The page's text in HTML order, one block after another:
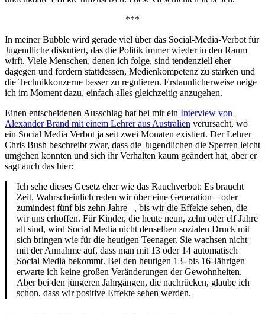
***
In meiner Bubble wird gerade viel über das Social-Media-Verbot für
Jugendliche diskutiert, das die Politik immer wieder in den Raum
wirft. Viele Menschen, denen ich folge, sind tendenziell eher
dagegen und fordern stattdessen, Medienkompetenz zu stärken und
die Technikkonzerne besser zu regulieren. Erstaunlicherweise neige
ich im Moment dazu, einfach alles gleichzeitig anzugehen.
Einen entscheidenen Ausschlag hat bei mir ein Interview von
Alexander Brand mit einem Lehrer aus Australien verursacht, wo
ein Social Media Verbot ja seit zwei Monaten existiert. Der Lehrer
Chris Bush beschreibt zwar, dass die Jugendlichen die Sperren leicht
umgehen konnten und sich ihr Verhalten kaum geändert hat, aber er
sagt auch das hier:
Ich sehe dieses Gesetz eher wie das Rauchverbot: Es braucht
Zeit. Wahrscheinlich reden wir über eine Generation – oder
zumindest fünf bis zehn Jahre –, bis wir die Effekte sehen, die
wir uns erhoffen. Für Kinder, die heute neun, zehn oder elf Jahre
alt sind, wird Social Media nicht denselben sozialen Druck mit
sich bringen wie für die heutigen Teenager. Sie wachsen nicht
mit der Annahme auf, dass man mit 13 oder 14 automatisch
Social Media bekommt. Bei den heutigen 13- bis 16-Jährigen
erwarte ich keine großen Veränderungen der Gewohnheiten.
Aber bei den jüngeren Jahrgängen, die nachrücken, glaube ich
schon, dass wir positive Effekte sehen werden.